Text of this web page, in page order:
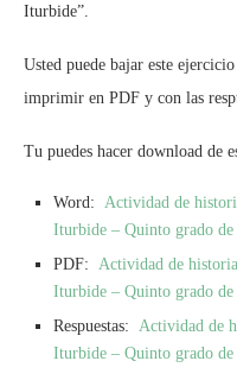
Iturbide”.
Usted puede bajar este
imprimir en PDF y con las
Tu puedes hacer download de
Word: Actividad de
Iturbide – Quinto grado
PDF: Actividad de
Iturbide – Quinto grado
Respuestas: Actividad de
Iturbide – Quinto grado de